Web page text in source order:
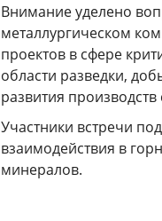
Внимание уделено
металлургическом
проектов в сфере
области разведки,
развития
Участники встречи
взаимодействия в
минералов.